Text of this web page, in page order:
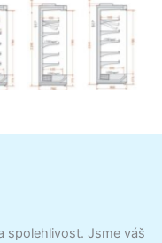
spolehlivost. Jsme váš